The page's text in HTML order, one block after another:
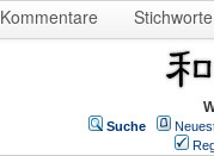
Kommentare Stichworte
Suche